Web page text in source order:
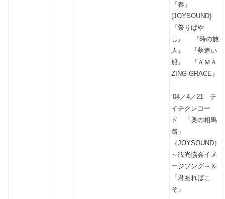
『春』
(JOYSOUND)
『祭りばや
し』 『時の旅
人』 『夢追い
船』 『ＡＭＡ
ZING GRACE』
‘04／4／21 テ
イチクレコー
ド 「奥の相馬
路」
（JOYSOUND）
～観光協会イメ
ージソング～＆
「君あればこ
そ」